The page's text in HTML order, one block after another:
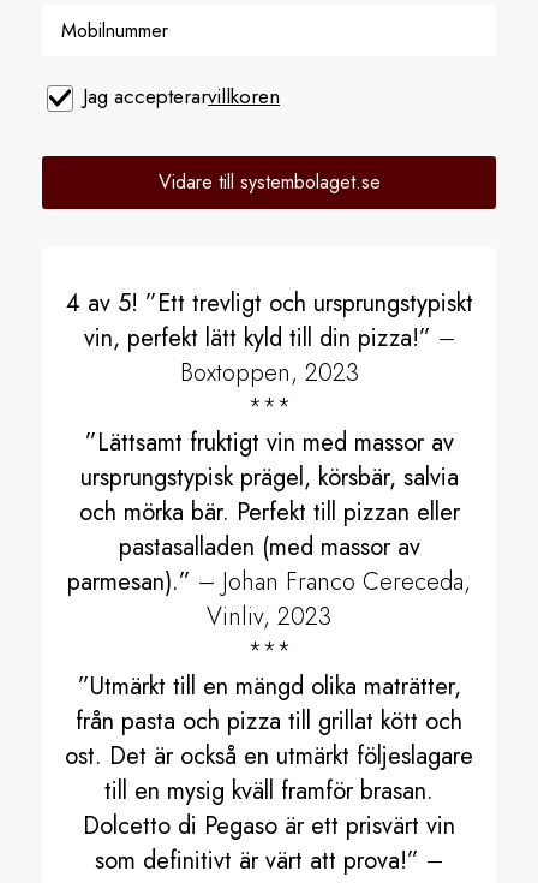
Jag accepterarvillkoren
Vidare till systembolaget.se
4 av 5! ”Ett trevligt och ursprungstypiskt
vin, perfekt lätt kyld till din pizza!” –
Boxtoppen, 2023
***
”Lättsamt fruktigt vin med massor av
ursprungstypisk prägel, körsbär, salvia
och mörka bär. Perfekt till pizzan eller
pastasalladen (med massor av
parmesan).” – Johan Franco Cereceda,
Vinliv, 2023
***
”Utmärkt till en mängd olika maträtter,
från pasta och pizza till grillat kött och
ost. Det är också en utmärkt följeslagare
till en mysig kväll framför brasan.
Dolcetto di Pegaso är ett prisvärt vin
som definitivt är värt att prova!” –